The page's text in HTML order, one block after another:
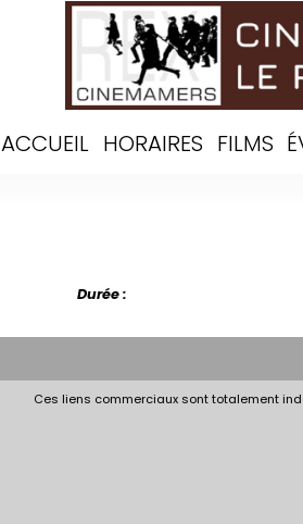
ACCUEIL HORAIRES FILMS
Durée :
Ces liens commerciaux sont totalement